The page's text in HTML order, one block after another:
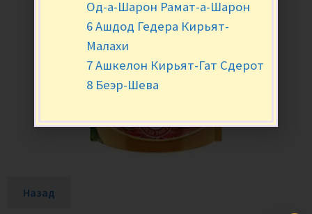
Назад
Од-а-Шарон Рамат-а-Шарон
6 Ашдод Гедера Кирьят-
Малахи
7 Ашкелон Кирьят-Гат Сдерот
8 Беэр-Шева